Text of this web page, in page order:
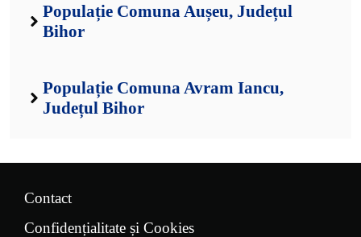
Populație Comuna Aușeu, Județul
Bihor
Populație Comuna Avram Iancu,
Județul Bihor
Contact
Confidențialitate și Cookies